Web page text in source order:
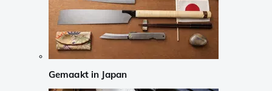
Gemaakt in Japan